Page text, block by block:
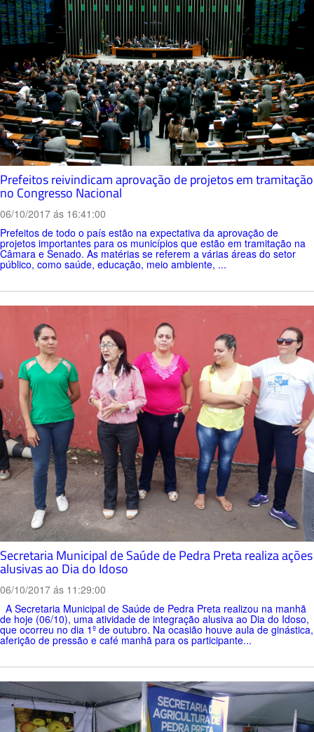
Prefeitos reivindicam aprovação de projetos em tramitação
no Congresso Nacional
06/10/2017 ás 16:41:00
Prefeitos de todo o país estão na expectativa da aprovação de
projetos importantes para os municípios que estão em tramitação na
Câmara e Senado. As matérias se referem a várias áreas do setor
público, como saúde, educação, meio ambiente, ...
Secretaria Municipal de Saúde de Pedra Preta realiza ações
alusivas ao Dia do Idoso
06/10/2017 ás 11:29:00
A Secretaria Municipal de Saúde de Pedra Preta realizou na manhã
de hoje (06/10), uma atividade de integração alusiva ao Dia do Idoso,
que ocorreu no dia 1º de outubro. Na ocasião houve aula de ginástica,
aferição de pressão e café manhã para os participante...